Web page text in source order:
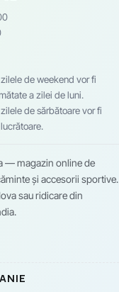
de weekend vor fi
a zilei de luni.
de sărbătoare vor fi
— magazin online de
și accesorii sportive.
sau ridicare din